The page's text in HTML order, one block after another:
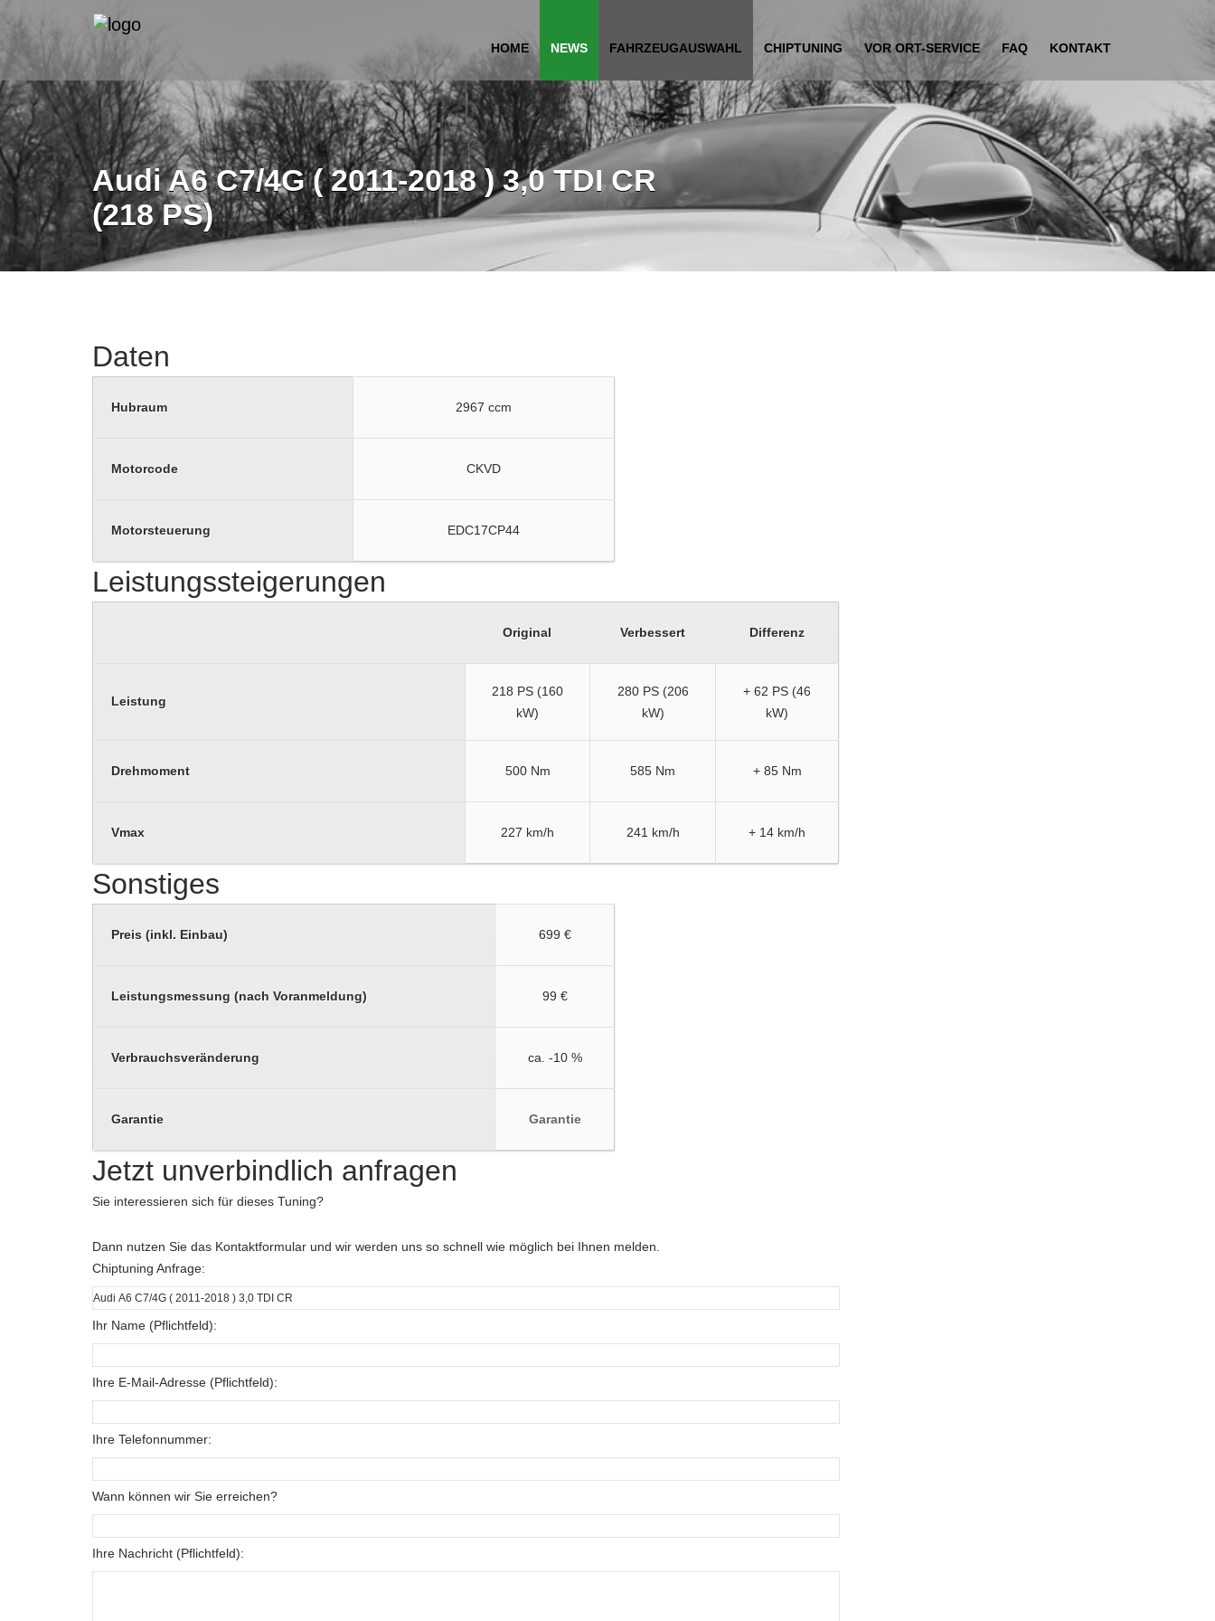
HOME NEWS FAHRZEUGAUSWAHL CHIPTUNING VOR ORT-SERVICE FAQ KONTAKT
Audi A6 C7/4G ( 2011-2018 ) 3,0 TDI CR
(218 PS)
Daten
Hubraum 2967 ccm
Motorcode CKVD
Motorsteuerung EDC17CP44
Leistungssteigerungen
Original Verbessert Differenz
Leistung
218 PS (160
kW)
280 PS (206
kW)
+ 62 PS (46
kW)
Drehmoment 500 Nm 585 Nm + 85 Nm
Vmax 227 km/h 241 km/h + 14 km/h
Sonstiges
Preis (inkl. Einbau) 699 €
Leistungsmessung (nach Voranmeldung) 99 €
Verbrauchsveränderung ca. -10 %
Garantie Garantie
Jetzt unverbindlich anfragen
Sie interessieren sich für dieses Tuning?
Dann nutzen Sie das Kontaktformular und wir werden uns so schnell wie möglich bei Ihnen melden.
Chiptuning Anfrage:
Ihr Name (Pflichtfeld):
Ihre E-Mail-Adresse (Pflichtfeld):
Ihre Telefonnummer:
Wann können wir Sie erreichen?
Ihre Nachricht (Pflichtfeld):